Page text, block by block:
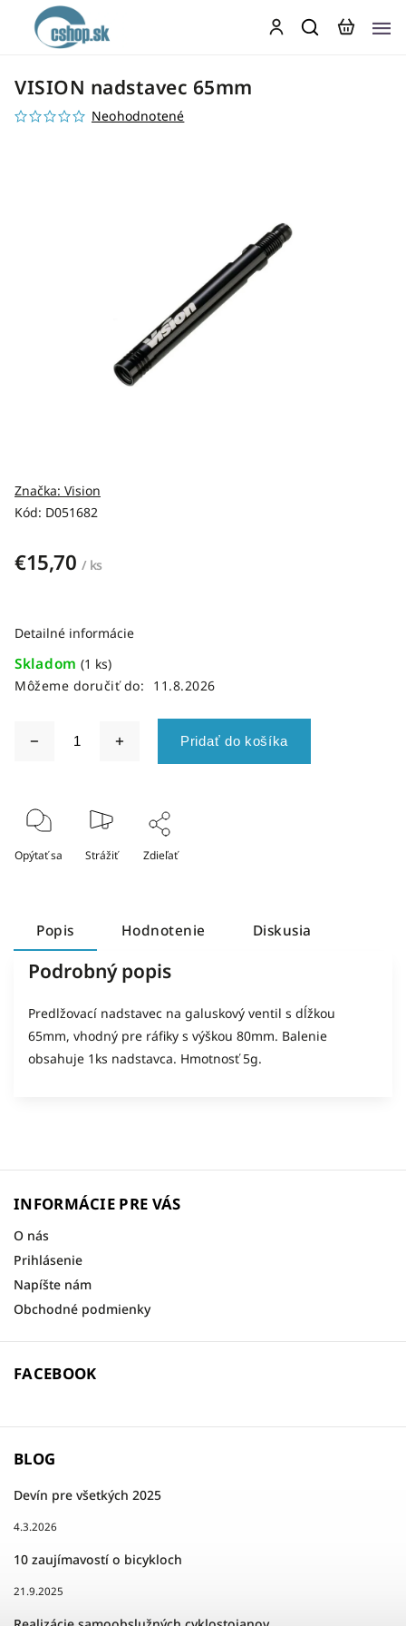
VISION nadstavec 65mm
Neohodnotené
Kód: D051682
Značka: Vision
€15,70 / ks
Skladom (1 ks)
Môžeme doručiť do:
11.8.2026
Pridať do košíka
Detailné informácie
Opýtať sa Strážiť Zdieľať
Popis Hodnotenie Diskusia
Podrobný popis
Predlžovací nadstavec na galuskový ventil s dĺžkou
65mm, vhodný pre ráfiky s výškou 80mm. Balenie
obsahuje 1ks nadstavca. Hmotnosť 5g.
INFORMÁCIE PRE VÁS
O nás
Prihlásenie
Napíšte nám
Obchodné podmienky
FACEBOOK
BLOG
Devín pre všetkých 2025
4.3.2026
10 zaujímavostí o bicykloch
21.9.2025